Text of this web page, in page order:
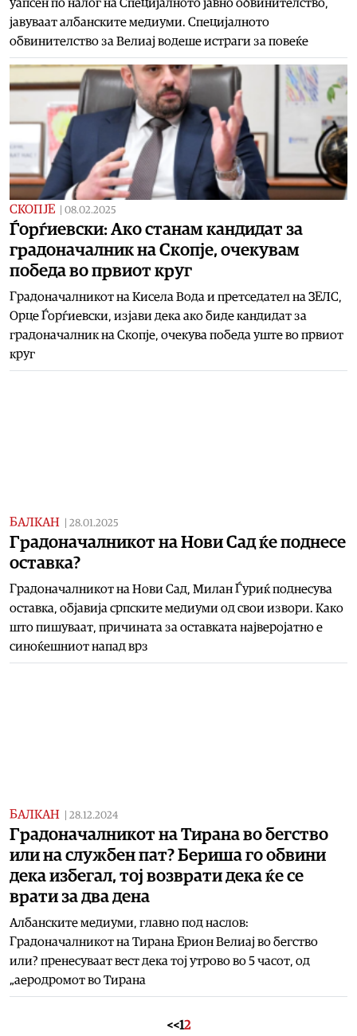
уапсен по налог на Специјалното јавно обвинителство,
јавуваат албанските медиуми. Специјалното
обвинителство за Велиај водеше истраги за повеќе
СКОПЈЕ 08.02.2025
Ѓорѓиевски: Ако станам кандидат за
градоначалник на Скопје, очекувам
победа во првиот круг
Градоначалникот на Кисела Вода и претседател на ЗЕЛС,
Орце Ѓорѓиевски, изјави дека ако биде кандидат за
градоначалник на Скопје, очекува победа уште во првиот
круг
БАЛКАН 28.01.2025
Градоначалникот на Нови Сад ќе поднесе
оставка?
Градоначалникот на Нови Сад, Милан Ѓуриќ поднесува
оставка, објавија српските медиуми од свои извори. Како
што пишуваат, причината за оставката најверојатно е
синоќешниот напад врз
БАЛКАН 28.12.2024
Градоначалникот на Тирана во бегство
или на службен пат? Бериша го обвини
дека избегал, тој возврати дека ќе се
врати за два дена
Албанските медиуми, главно под наслов:
Градоначалникот на Тирана Ерион Велиај во бегство
или? пренесуваат вест дека тој утрово во 5 часот, од
„аеродромот во Тирана
<<12